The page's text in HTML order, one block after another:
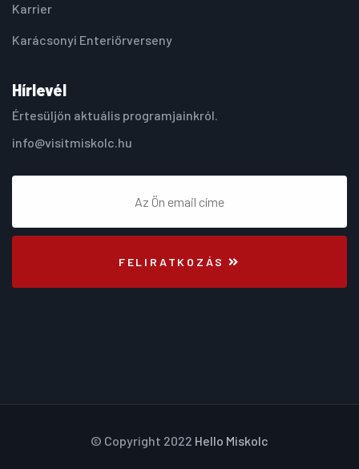
Karrier
Karácsonyi Enteriőrverseny
Hírlevél
Értesüljön aktuális programjainkról.
info@visitmiskolc.hu
FELIRATKOZÁS
© Copyright 2022 Hello Miskolc